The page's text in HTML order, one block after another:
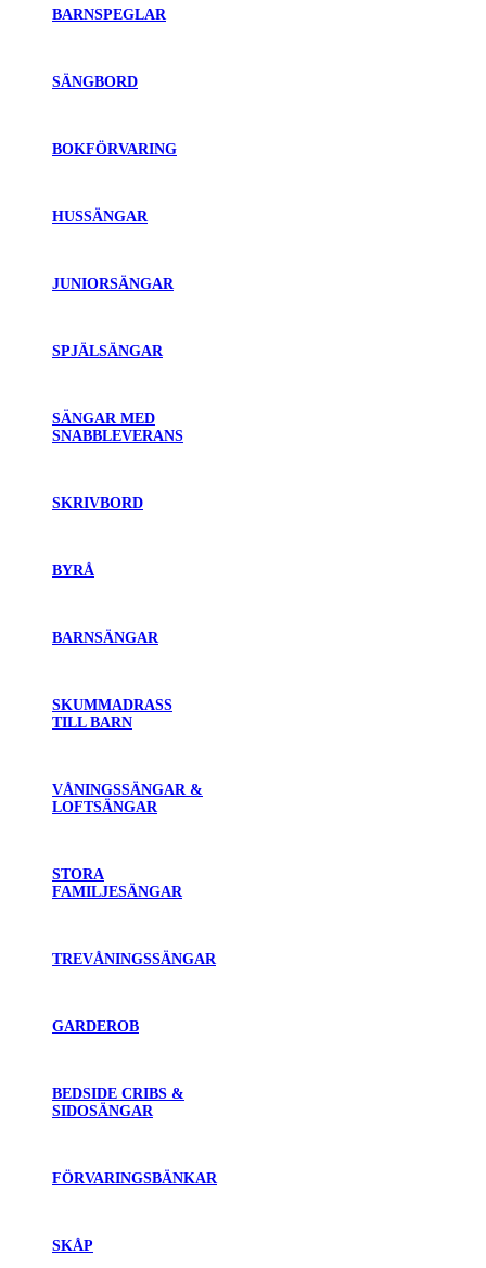
BARNSPEGLAR
SÄNGBORD
BOKFÖRVARING
HUSSÄNGAR
JUNIORSÄNGAR
SPJÄLSÄNGAR
SÄNGAR MED
SNABBLEVERANS
SKRIVBORD
BYRÅ
BARNSÄNGAR
SKUMMADRASS
TILL BARN
VÅNINGSSÄNGAR &
LOFTSÄNGAR
STORA
FAMILJESÄNGAR
TREVÅNINGSSÄNGAR
GARDEROB
BEDSIDE CRIBS &
SIDOSÄNGAR
FÖRVARINGSBÄNKAR
SKÅP